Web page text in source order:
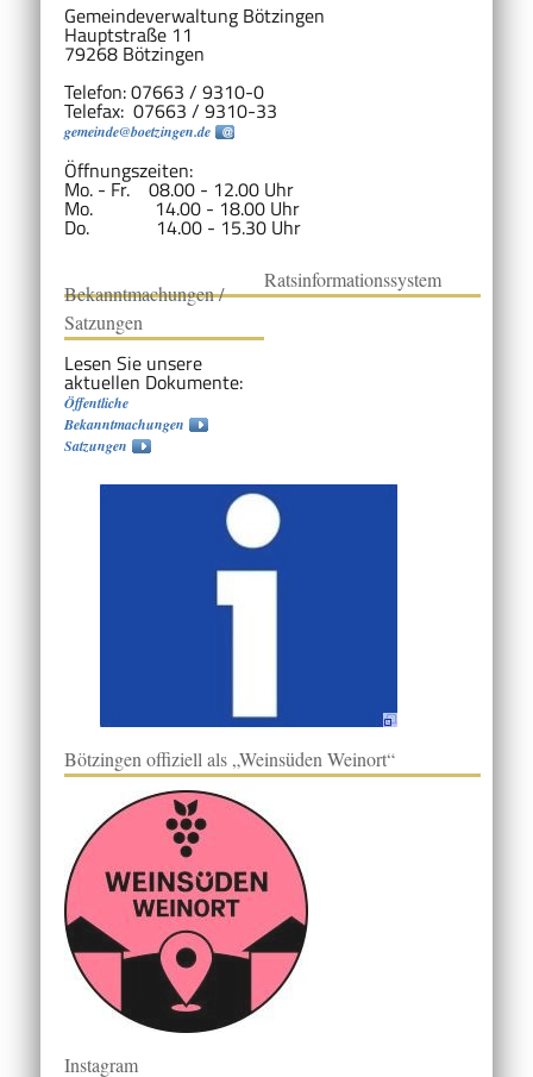
Gemeindeverwaltung Bötzingen
Hauptstraße 11
79268 Bötzingen
Telefon: 07663 / 9310-0
Telefax: 07663 / 9310-33
gemeinde@boetzingen.de
Öffnungszeiten:
Mo. - Fr. 08.00 - 12.00 Uhr
Mo. 14.00 - 18.00 Uhr
Do. 14.00 - 15.30 Uhr
Bekanntmachungen /
Satzungen
Lesen Sie unsere
aktuellen Dokumente:
Öffentliche
Bekanntmachungen
Satzungen
Ratsinformationssystem
Bötzingen offiziell als „Weinsüden Weinort“
Instagram